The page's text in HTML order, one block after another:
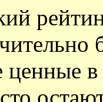
ценные